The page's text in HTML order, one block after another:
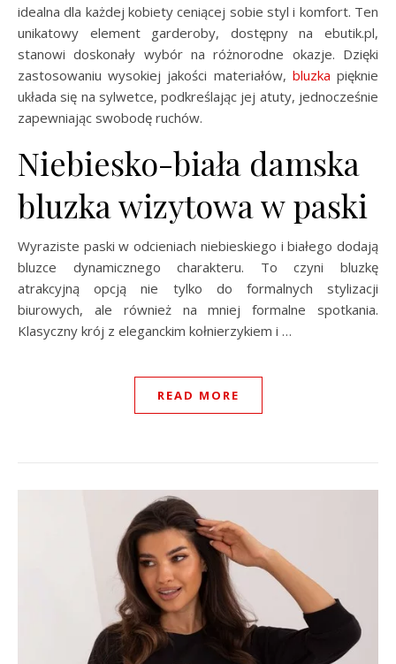
idealna dla każdej kobiety ceniącej sobie styl i komfort. Ten
unikatowy element garderoby, dostępny na ebutik.pl,
stanowi doskonały wybór na różnorodne okazje. Dzięki
zastosowaniu wysokiej jakości materiałów, bluzka pięknie
układa się na sylwetce, podkreślając jej atuty, jednocześnie
zapewniając swobodę ruchów.
Niebiesko-biała damska
bluzka wizytowa w paski
Wyraziste paski w odcieniach niebieskiego i białego dodają
bluzce dynamicznego charakteru. To czyni bluzkę
atrakcyjną opcją nie tylko do formalnych stylizacji
biurowych, ale również na mniej formalne spotkania.
Klasyczny krój z eleganckim kołnierzykiem i …
READ MORE